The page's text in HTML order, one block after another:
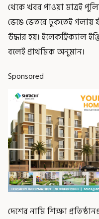
থেকে খবর পাওয়া মাত্রই
ভেঙে ভেতরে ঢুকতেই গলায়
উদ্ধার হয়। ইলেকট্রিক্যাল
বলেই প্রাথমিক অনুমান।
Sponsored
দেশের নামি শিক্ষা